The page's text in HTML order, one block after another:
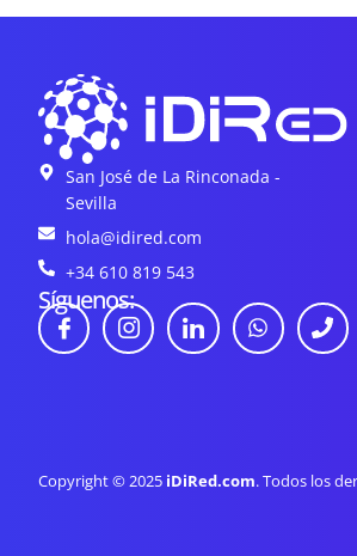
San José de La Rinconada -
Sevilla
hola@idired.com
+34 610 819 543
Síguenos:
Copyright © 2025 iDiRed.com. Todos los